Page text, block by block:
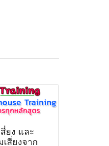
ยง และ
สี่ยงจาก